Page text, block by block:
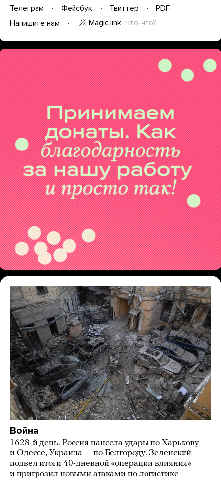
Телеграм Фейсбук Твиттер
PDF
Напишите нам
Magic link Что-что?
Война
1628-й день. Россия нанесла удары по Харькову
и Одессе, Украина — по Белгороду. Зеленский
подвел итоги 40-дневной «операции влияния»
и пригрозил новыми атаками по логистике